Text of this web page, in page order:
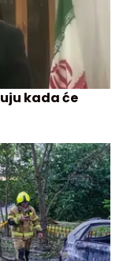
kada će